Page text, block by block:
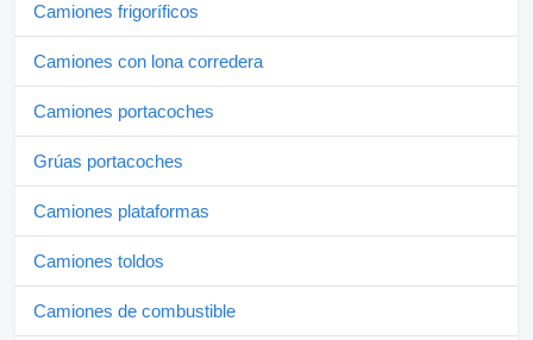
Camiones frigoríficos
Camiones con lona corredera
Camiones portacoches
Grúas portacoches
Camiones plataformas
Camiones toldos
Camiones de combustible